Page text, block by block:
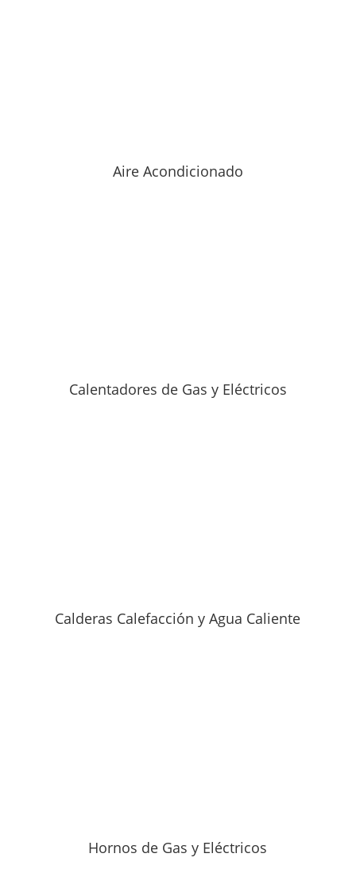
Aire Acondicionado
Calentadores de Gas y Eléctricos
Calderas Calefacción y Agua Caliente
Hornos de Gas y Eléctricos